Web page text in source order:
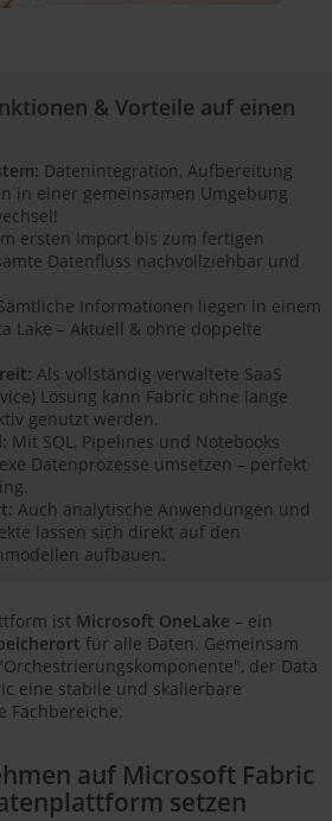
& Vorteile auf einen
Datenintegration, Aufbereitung
in einer gemeinsamen Umgebung
ersten Import bis zum fertigen
Datenfluss nachvollziehbar und
Informationen liegen in einem
Lake – Aktuell & ohne doppelte
Als vollständig verwaltete SaaS
Lösung kann Fabric ohne lange
genutzt werden.
Mit SQL, Pipelines und Notebooks
Datenprozesse umsetzen – perfekt
Auch analytische Anwendungen und
lassen sich direkt auf den
aufbauen.
ist Microsoft OneLake – ein
für alle Daten. Gemeinsam
der Data
eine stabile und skalierbare
Fachbereiche.
auf Microsoft Fabric
setzen